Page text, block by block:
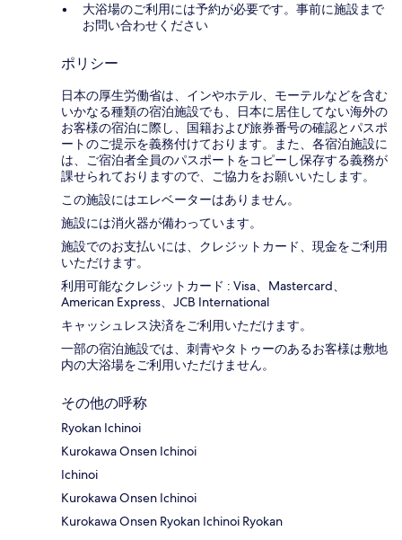
大浴場のご利用には予約が必要です。事前に施設まで
お問い合わせください
ポリシー
日本の厚生労働省は、インやホテル、モーテルなどを含む
いかなる種類の宿泊施設でも、日本に​居住してない海外の
お客様の宿泊に際し、国籍および旅券番号の確認とパスポ
ートのご提示を義務付け​ております。また、各宿泊施設に
は、ご宿泊者全員のパスポートをコピーし保存する義務が
課せられておりますの​で、ご協力をお願いいたします。
この施設にはエレベーターはありません。
施設には消火器が備わっています。
施設でのお支払いには、クレジットカード、現金をご利用
いただけます。
利用可能なクレジットカード : Visa、Mastercard、
American Express、JCB International
キャッシュレス決済をご利用いただけます。
一部の宿泊施設では、刺青やタトゥーのあるお客様は敷地
内の大浴場をご利用いただけません。
その他の呼称
Ryokan Ichinoi
Kurokawa Onsen Ichinoi
Ichinoi
Kurokawa Onsen Ichinoi
Kurokawa Onsen Ryokan Ichinoi Ryokan